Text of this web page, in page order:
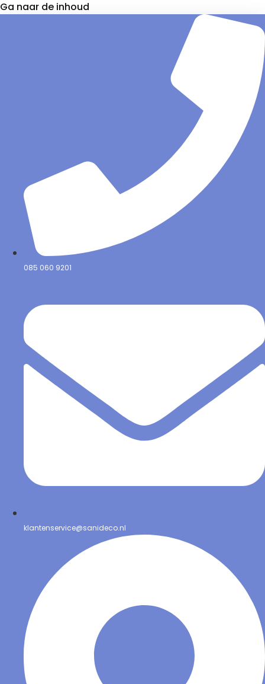
Ga naar de inhoud
085 060 9201
klantenservice@sanideco.nl